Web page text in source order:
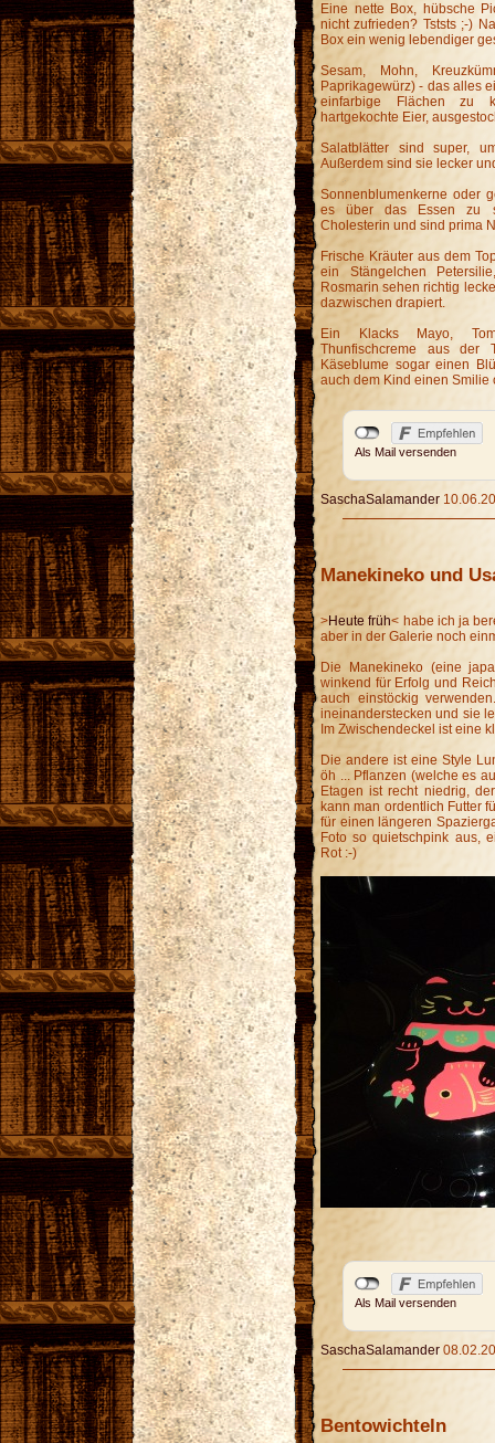
Eine nette Box, hübsche
nicht zufrieden? Tststs ;-)
Box ein wenig lebendiger
Sesam, Mohn,
Paprikagewürz) - das alles
einfarbige Flächen zu
hartgekochte Eier,
Salatblätter sind super,
Außerdem sind sie lecker
Sonnenblumenkerne oder
es über das Essen zu
Cholesterin und sind prima
Frische Kräuter aus dem
ein Stängelchen
Rosmarin sehen richtig
dazwischen drapiert.
Ein Klacks Mayo,
Thunfischcreme aus der
Käseblume sogar einen
auch dem Kind einen Smilie
Als Mail versenden
SaschaSalamander
Manekineko und
>Heute früh< habe ich ja
aber in der Galerie noch
Die Manekineko (eine
winkend für Erfolg und
auch einstöckig
ineinanderstecken und sie
Im Zwischendeckel ist eine
Die andere ist eine Style
öh ... Pflanzen (welche es
Etagen ist recht niedrig,
kann man ordentlich Futter
für einen längeren
Foto so quietschpink aus,
Rot :-)
Als Mail versenden
SaschaSalamander
Bentowichteln